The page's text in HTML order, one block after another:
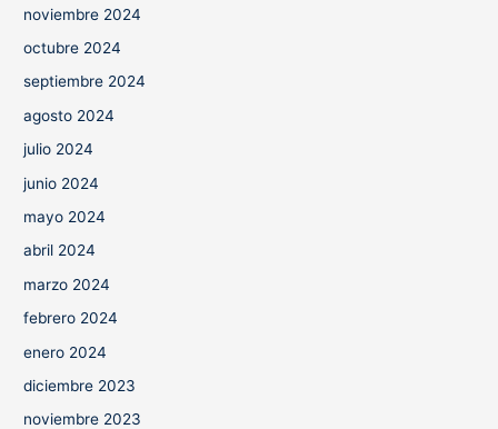
noviembre 2024
octubre 2024
septiembre 2024
agosto 2024
julio 2024
junio 2024
mayo 2024
abril 2024
marzo 2024
febrero 2024
enero 2024
diciembre 2023
noviembre 2023